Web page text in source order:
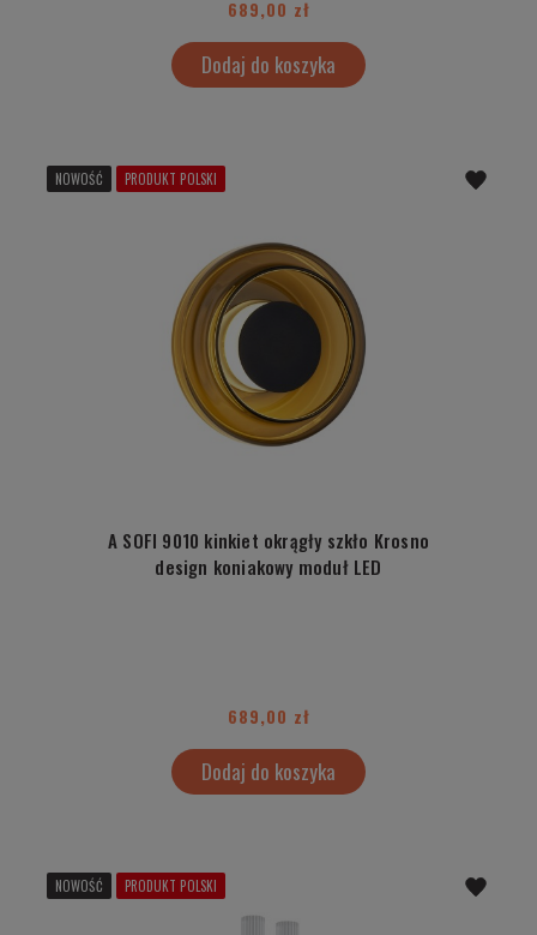
689,00 zł
Dodaj do koszyka
A SOFI 9010 kinkiet okrągły szkło Krosno
design koniakowy moduł LED
689,00 zł
Dodaj do koszyka
NOWOŚĆ PRODUKT POLSKI
NOWOŚĆ PRODUKT POLSKI